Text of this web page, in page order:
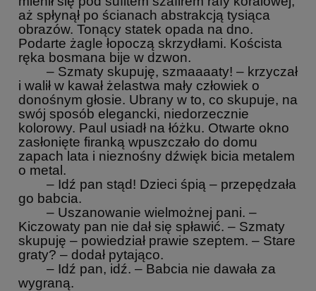
aż spłynął po ścianach abstrakcją tysiąca
obrazów. Tonący statek opada na dno.
Podarte żagle łopoczą skrzydłami. Koścista
ręka bosmana bije w dzwon.
– Szmaty skupuję, szmaaaaty! – krzyczał
i walił w kawał żelastwa mały człowiek o
donośnym głosie. Ubrany w to, co skupuje, na
swój sposób elegancki, niedorzecznie
kolorowy. Paul usiadł na łóżku. Otwarte okno
zasłonięte firanką wpuszczało do domu
zapach lata i nieznośny dźwięk bicia metalem
o metal.
– Idź pan stąd! Dzieci śpią – przepędzała
go babcia.
– Uszanowanie wielmożnej pani. –
Kiczowaty pan nie dał się spławić. – Szmaty
skupuję – powiedział prawie szeptem. – Stare
graty? – dodał pytająco.
– Idź pan, idź. – Babcia nie dawała za
wygraną.